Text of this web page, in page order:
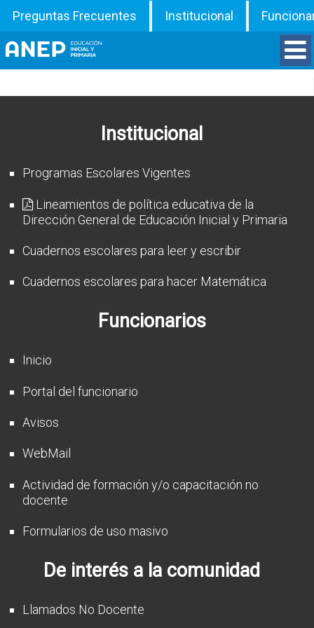
Preguntas Frecuentes Institucional
Inspecciones
Programas
Documentos
Noticias
Institucional
Programas Escolares Vigentes
Lineamientos de política educativa de la
Dirección General de Educación Inicial y Primaria
Cuadernos escolares para leer y escribir
Cuadernos escolares para hacer Matemática
Funcionarios
Inicio
Portal del funcionario
Avisos
WebMail
Actividad de formación y/o capacitación no
docente
Formularios de uso masivo
De interés a la comunidad
Llamados No Docente